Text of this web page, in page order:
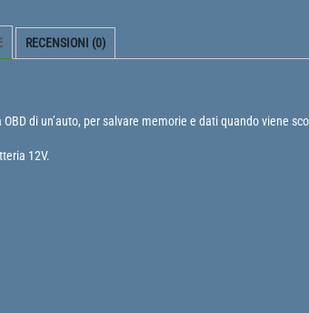
RECENSIONI (0)
di un’auto, per salvare memorie e dati quando viene
12V.